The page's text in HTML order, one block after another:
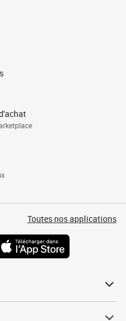
Toutes nos applications